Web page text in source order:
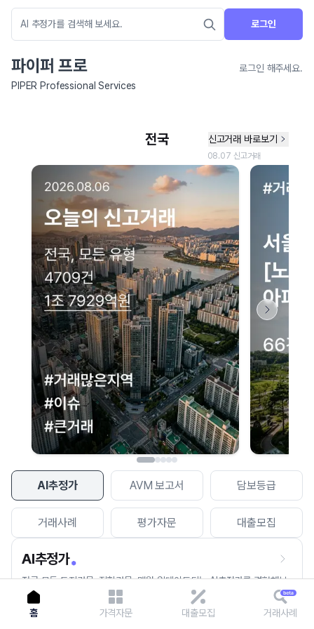
로그인
파이퍼 프로
로그인 해주세요.
PIPER Professional Services
AI추정가 AVM 보고서 담보등급
거래사례 평가자문 대출모집
AI추정가
전국 모든 토지건물, 집합건물, 매월 업데이트되는 AI추정가를 경험해보
세요.
네이버 지도 연결 안내
현재 네이버 지도 연결이 원활하지 않아 지도를 불러올 수 없습니다.
이용에 불편을 드려 죄송합니다.
다시 시도
홈 가격자문 대출모집 거래사례